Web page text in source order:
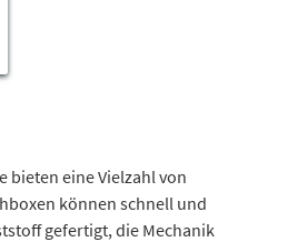
bieten eine Vielzahl von
können schnell und
gefertigt, die Mechanik